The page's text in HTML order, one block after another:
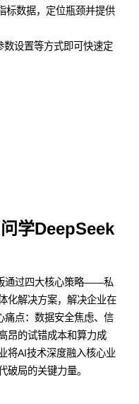
标数据，定位瓶颈并提供
数设置等方式即可快速定
学DeepSeek
通过四大核心策略——私
化解决方案，解决企业在
痛点：数据安全焦虑、信
昂的试错成本和算力成
将AI技术深度融入核心业
破局的关键力量。